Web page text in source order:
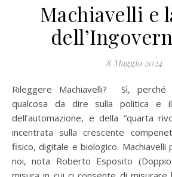
Machiavelli e
8 Maggio 2024
Rileggere Machiavelli? Sì, perché sembra che abbia
qualcosa da dire sulla politica e
dell’automazione, e della “quarta
incentrata sulla crescente
fisico, digitale e biologico. Machiavelli
noi, nota Roberto Esposito